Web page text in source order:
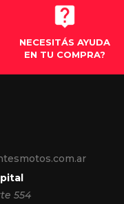
NECESITÁS AYUDA
EN TU COMPRA?
554